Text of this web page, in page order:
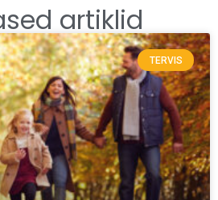
artiklid
TERVIS